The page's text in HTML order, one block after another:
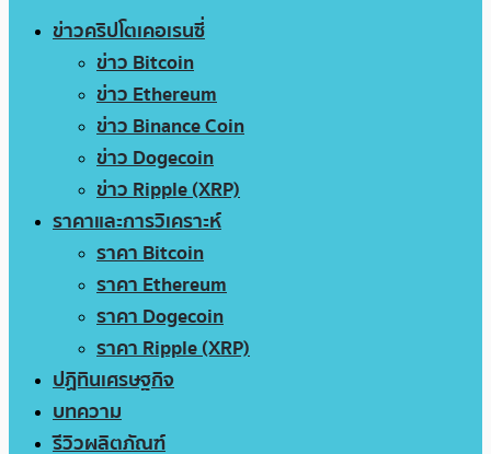
ข่าวคริปโตเคอเรนซี่
ข่าว Bitcoin
ข่าว Ethereum
ข่าว Binance Coin
ข่าว Dogecoin
ข่าว Ripple (XRP)
ราคาและการวิเคราะห์
ราคา Bitcoin
ราคา Ethereum
ราคา Dogecoin
ราคา Ripple (XRP)
ปฏิทินเศรษฐกิจ
บทความ
รีวิวผลิตภัณฑ์